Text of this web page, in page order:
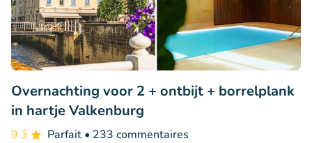
Overnachting voor 2 + ontbijt + borrelplank
in hartje Valkenburg
9.3 Parfait • 233 commentaires